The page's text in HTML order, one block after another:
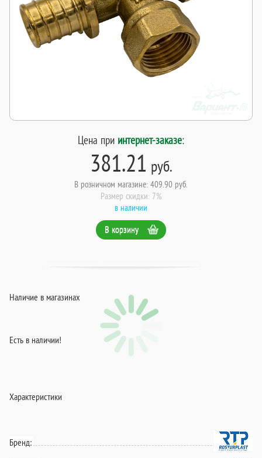
Цена при интернет-заказе:
381.21 руб.
В розничном магазине: 409.90 руб.
Размер скидки: 7%
в наличии
В корзину
Наличие в магазинах
Есть в наличии!
Характеристики
Бренд: